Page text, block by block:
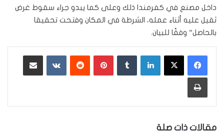
داخل مصنع في كفرمندا ذلك وعلى كما يبدو جراء سقوط غرض
ثقيل عليه أثناء عمله، الشرطة في المكان وفتحت تحقيقا
بالحاصل” وفقًا للبيان.
لينكدإن بينتيريست ‏VKontakte
طباعة
مقالات ذات صلة